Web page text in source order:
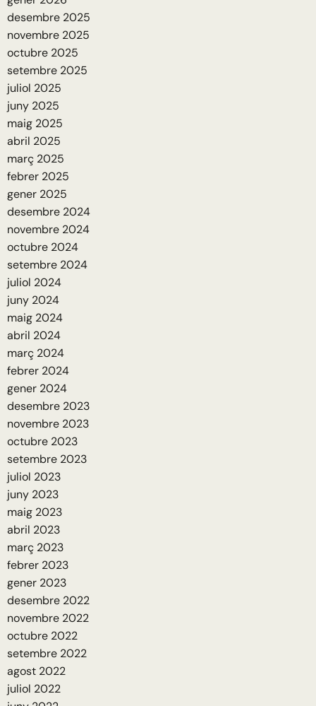
desembre 2025
novembre 2025
octubre 2025
setembre 2025
juliol 2025
juny 2025
maig 2025
abril 2025
març 2025
febrer 2025
gener 2025
desembre 2024
novembre 2024
octubre 2024
setembre 2024
juliol 2024
juny 2024
maig 2024
abril 2024
març 2024
febrer 2024
gener 2024
desembre 2023
novembre 2023
octubre 2023
setembre 2023
juliol 2023
juny 2023
maig 2023
abril 2023
març 2023
febrer 2023
gener 2023
desembre 2022
novembre 2022
octubre 2022
setembre 2022
agost 2022
juliol 2022